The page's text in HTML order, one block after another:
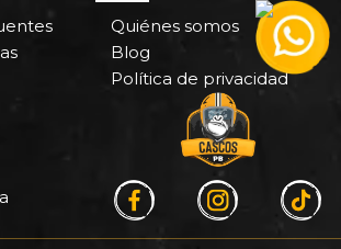
Quiénes somos
Blog
Política de privacidad